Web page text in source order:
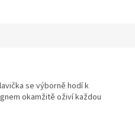
se výborně hodí k
okamžitě oživí každou